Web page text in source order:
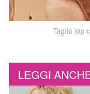
Taglio lop
LEGGI